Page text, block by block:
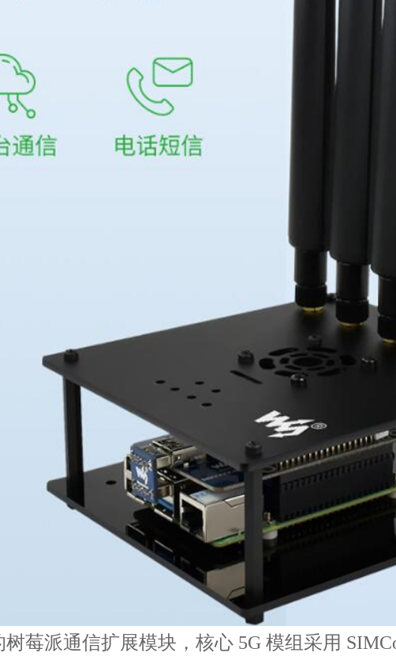
莓派通信扩展模块，核心 5G 模组采用